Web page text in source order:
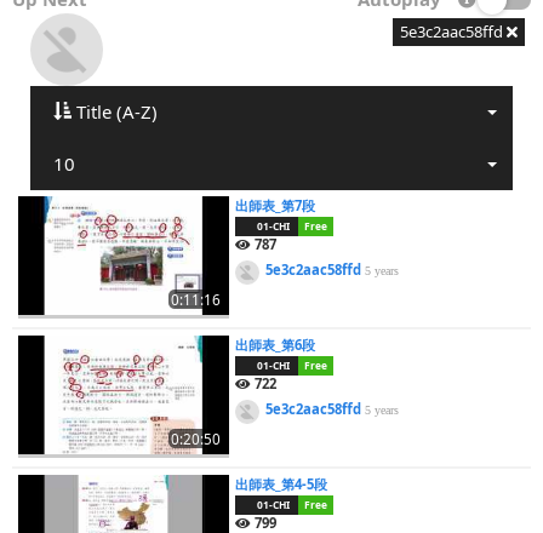
5e3c2aac58ffd
Title (A-Z)
10
0:11:16
出師表_第7段
01-CHI Free
787
5e3c2aac58ffd5 years
0:20:50
出師表_第6段
01-CHI Free
722
5e3c2aac58ffd5 years
出師表_第4-5段
01-CHI Free
799